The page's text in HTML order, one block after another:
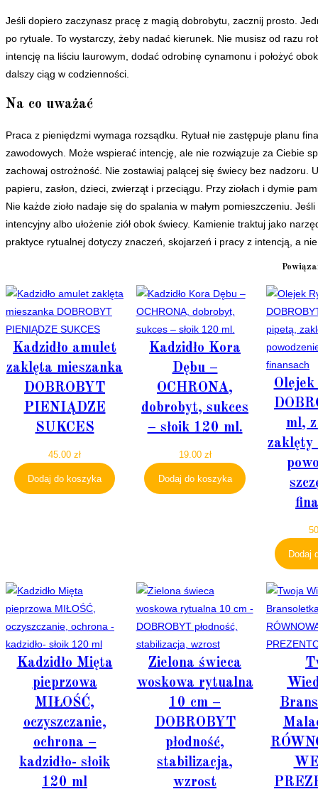
Jeśli dopiero zaczynasz pracę z magią dobrobytu, zacznij prosto.
po rytuale. To wystarczy, żeby nadać kierunek. Nie musisz od razu
intencję na liściu laurowym, dodać odrobinę cynamonu i położyć
dalszy ciąg w codzienności.
Na co uważać
Praca z pieniędzmi wymaga rozsądku. Rytuał nie zastępuje planu
zawodowych. Może wspierać intencję, ale nie rozwiązuje za Ciebie
zachowaj ostrożność. Nie zostawiaj palącej się świecy bez nadzoru.
papieru, zasłon, dzieci, zwierząt i przeciągu. Przy ziołach i dymie
Nie każde zioło nadaje się do spalania w małym pomieszczeniu.
intencyjny albo ułożenie ziół obok świecy. Kamienie traktuj jako
praktyce rytualnej dotyczy znaczeń, skojarzeń i pracy z intencją, a
Kadzidło amulet
zaklęta mieszanka
DOBROBYT
PIENIĄDZE
SUKCES
45.00 zł
Dodaj do koszyka
Kadzidło Kora
Dębu –
OCHRONA,
dobrobyt, sukces
– słoik 120 ml.
19.00 zł
Dodaj do koszyka
ml,
zaklęty
Dodaj
Kadzidło Mięta
pieprzowa
MIŁOŚĆ,
oczyszczanie,
ochrona –
kadzidło- słoik
120 ml
Zielona świeca
woskowa rytualna
10 cm –
DOBROBYT
płodność,
stabilizacja,
wzrost